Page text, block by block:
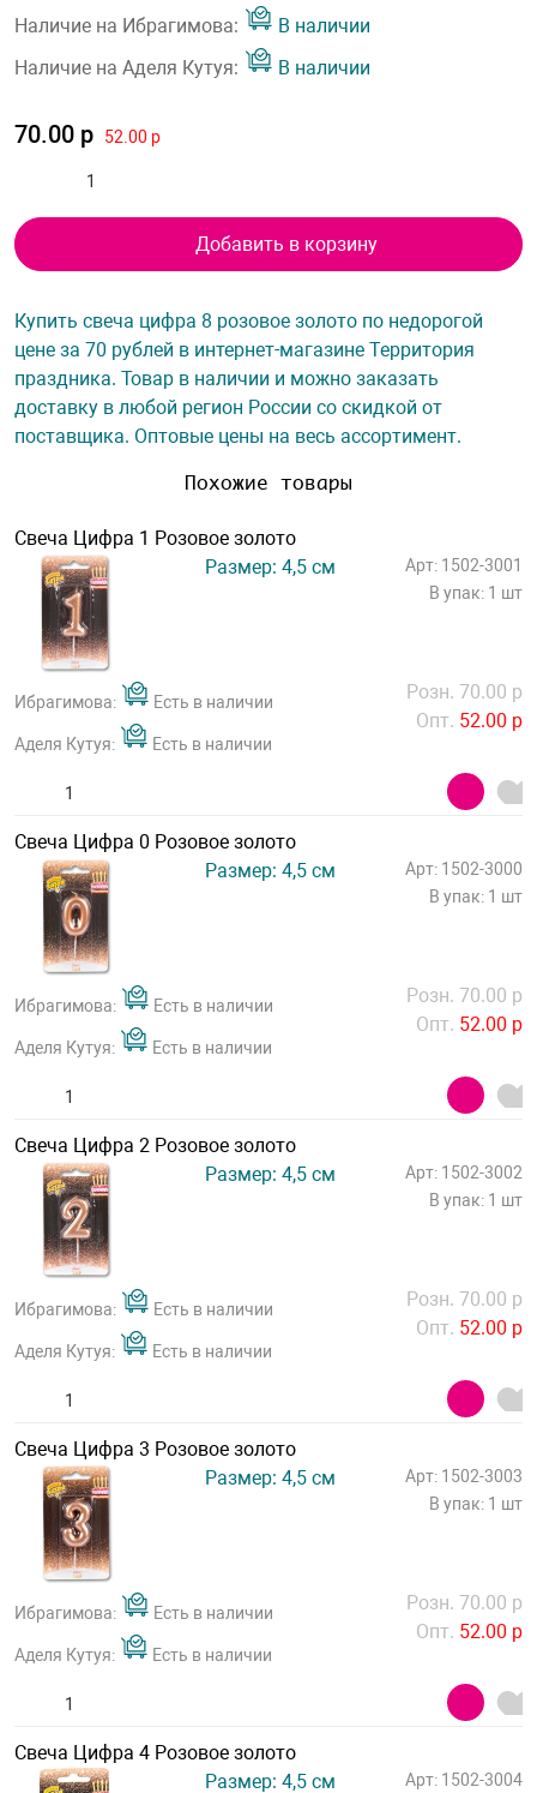
Наличие на Ибрагимова:
В наличии
Наличие на Аделя Кутуя:
В наличии
70.00 р 52.00 р
Добавить в корзину
Купить свеча цифра 8 розовое золото по недорогой
цене за 70 рублей в интернет-магазине Территория
праздника. Товар в наличии и можно заказать
доставку в любой регион России со скидкой от
поставщика. Оптовые цены на весь ассортимент.
Похожие товары
Свеча Цифра 1 Розовое золото
Размер: 4,5 см
Арт: 1502-3001
В упак: 1 шт
Ибрагимова: Есть в наличии
Аделя Кутуя: Есть в наличии
Розн. 70.00 р
Опт. 52.00 р
Свеча Цифра 0 Розовое золото
Размер: 4,5 см
Арт: 1502-3000
В упак: 1 шт
Ибрагимова: Есть в наличии
Аделя Кутуя: Есть в наличии
Розн. 70.00 р
Опт. 52.00 р
Свеча Цифра 2 Розовое золото
Размер: 4,5 см
Арт: 1502-3002
В упак: 1 шт
Ибрагимова: Есть в наличии
Аделя Кутуя: Есть в наличии
Розн. 70.00 р
Опт. 52.00 р
Свеча Цифра 3 Розовое золото
Размер: 4,5 см
Арт: 1502-3003
В упак: 1 шт
Ибрагимова: Есть в наличии
Аделя Кутуя: Есть в наличии
Розн. 70.00 р
Опт. 52.00 р
Свеча Цифра 4 Розовое золото
Размер: 4,5 см
Арт: 1502-3004